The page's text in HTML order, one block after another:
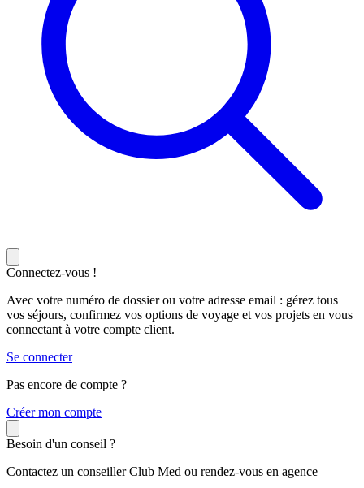
Connectez-vous !
Avec votre numéro de dossier ou votre adresse email : gérez tous
vos séjours, confirmez vos options de voyage et vos projets en vous
connectant à votre compte client.
Se connecter
Pas encore de compte ?
Créer mon compte
Besoin d'un conseil ?
Contactez un conseiller Club Med ou rendez-vous en agence